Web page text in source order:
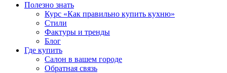
Полезно знать
Курс «Как правильно купить кухню»
Cтили
Фактуры и тренды
Блог
Где купить
Салон в вашем городе
Обратная связь